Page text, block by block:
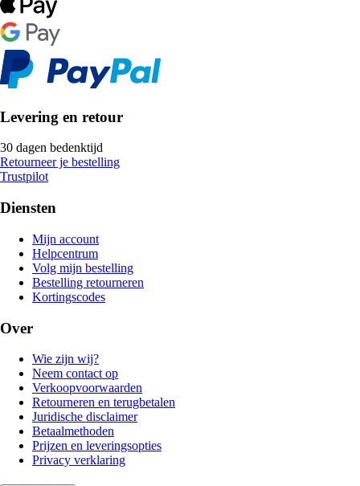
Levering en retour
30 dagen bedenktijd
Retourneer je bestelling
Trustpilot
Diensten
Mijn account
Helpcentrum
Volg mijn bestelling
Bestelling retourneren
Kortingscodes
Over
Wie zijn wij?
Neem contact op
Verkoopvoorwaarden
Retourneren en terugbetalen
Juridische disclaimer
Betaalmethoden
Prijzen en leveringsopties
Privacy verklaring